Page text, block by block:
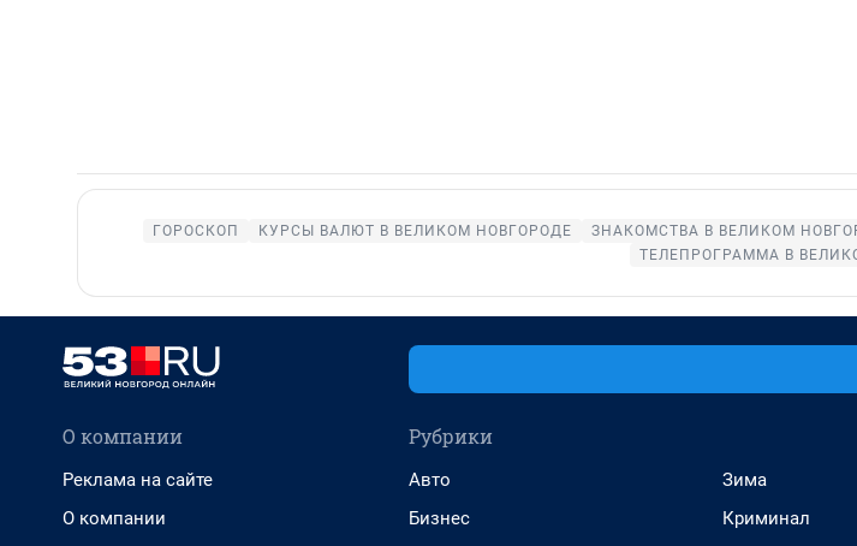
ГОРОСКОП КУРСЫ ВАЛЮТ В ВЕЛИКОМ НОВГОРОДЕ ЗНАКОМСТВА В ВЕЛИКОМ
ТЕЛЕПРОГРАММА В
О компании
Реклама на сайте
О компании
Рубрики
Авто
Бизнес
Зима
Криминал